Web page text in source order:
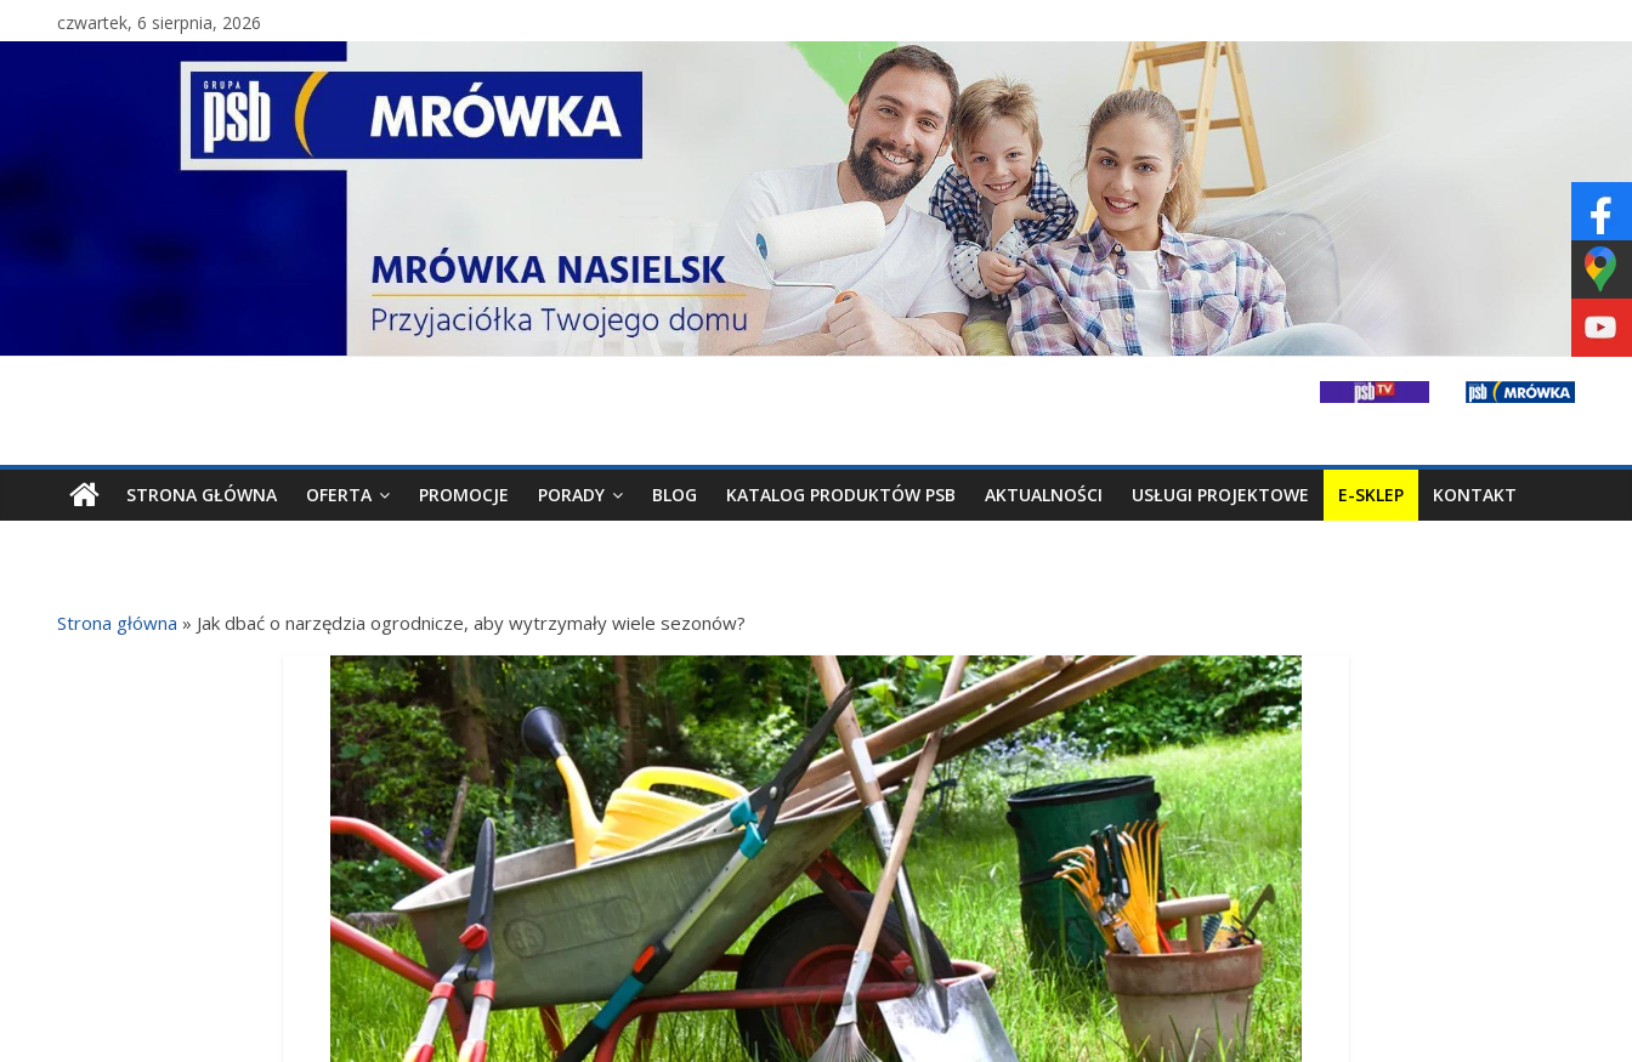
czwartek, 6 sierpnia, 2026
STRONA GŁÓWNA OFERTA PROMOCJE PORADY BLOG KATALOG PRODUKTÓW PSB AKTUALNOŚCI USŁUGI PROJEKTOWE E-SKLEP KONTAKT
Strona główna » Jak dbać o narzędzia ogrodnicze, aby wytrzymały wiele sezonów?